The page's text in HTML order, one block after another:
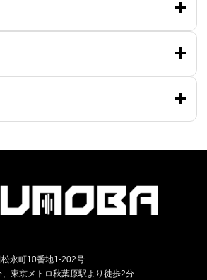
永町10番地1-202号
東京メトロ秋葉原駅より徒歩2分